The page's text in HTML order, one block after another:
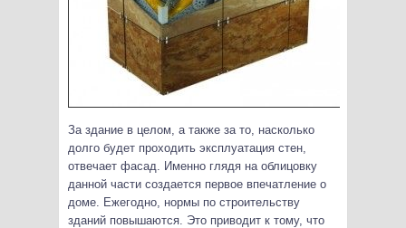
За здание в целом, а также за то, насколько
долго будет проходить эксплуатация стен,
отвечает фасад. Именно глядя на облицовку
данной части создается первое впечатление о
доме. Ежегодно, нормы по строительству
зданий повышаются. Это приводит к тому, что